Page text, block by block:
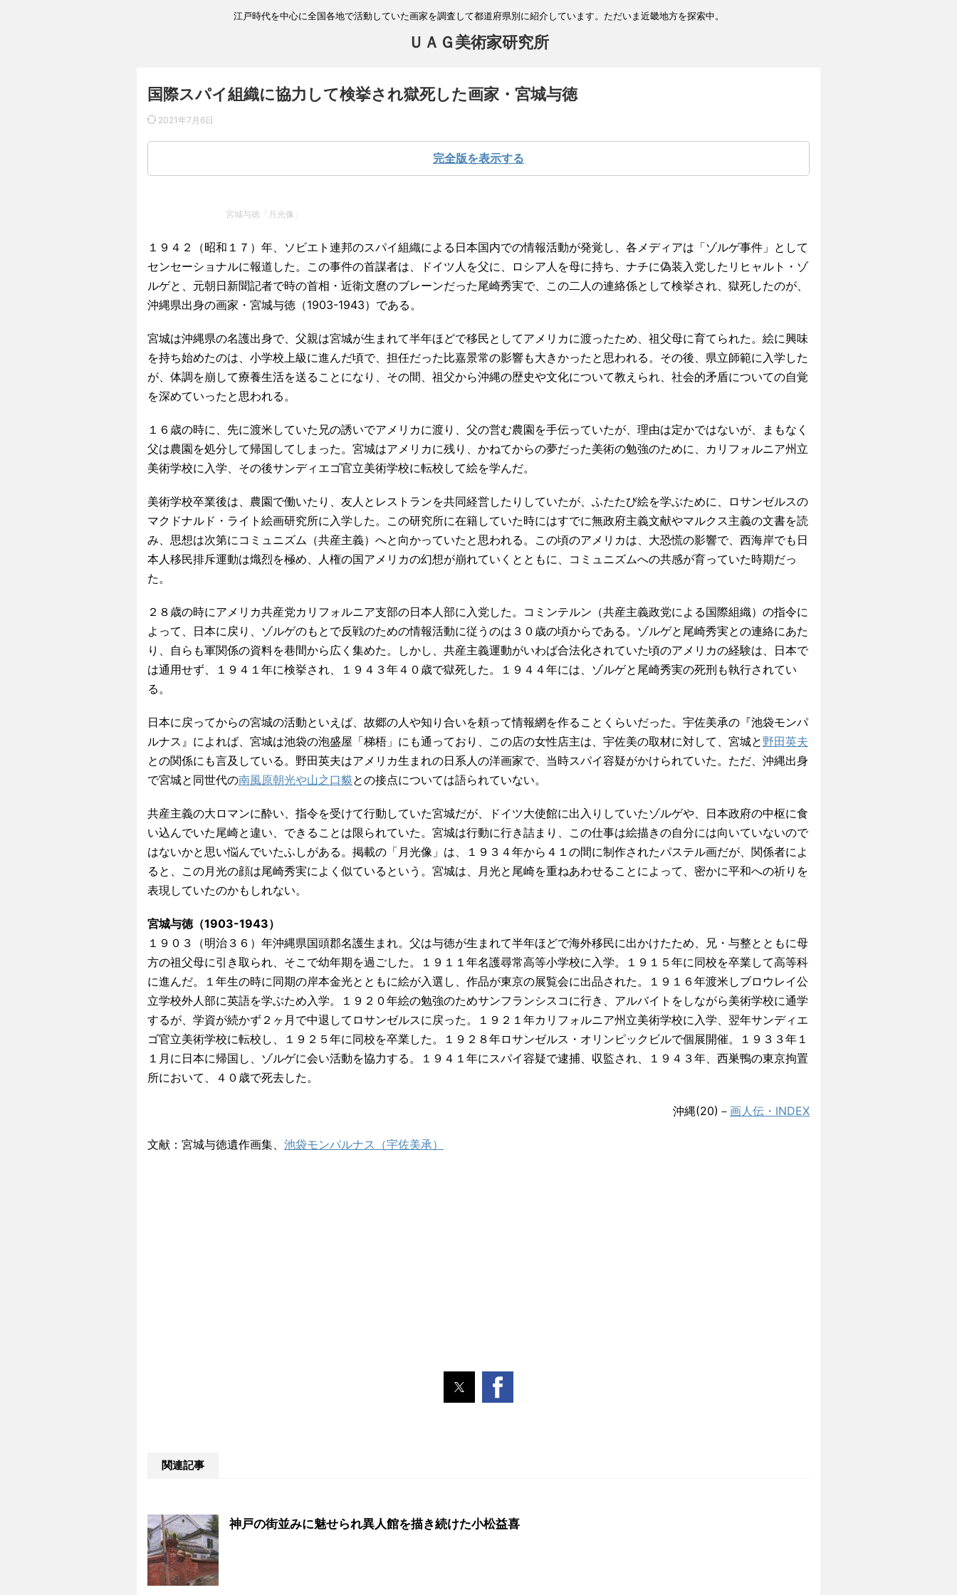
江戸時代を中心に全国各地で活動していた画家を調査して都道府県別に紹介しています。ただいま近畿地方を探索中。
ＵＡＧ美術家研究所
国際スパイ組織に協力して検挙され獄死した画家・宮城与徳
2021年7月6日
完全版を表示する
宮城与徳「月光像」
１９４２（昭和１７）年、ソビエト連邦のスパイ組織による日本国内での情報活動が発覚し、各メディアは「ゾルゲ事件」として
センセーショナルに報道した。この事件の首謀者は、ドイツ人を父に、ロシア人を母に持ち、ナチに偽装入党したリヒャルト・ゾ
ルゲと、元朝日新聞記者で時の首相・近衛文麿のブレーンだった尾崎秀実で、この二人の連絡係として検挙され、獄死したのが、
沖縄県出身の画家・宮城与徳（1903-1943）である。
宮城は沖縄県の名護出身で、父親は宮城が生まれて半年ほどで移民としてアメリカに渡ったため、祖父母に育てられた。絵に興味
を持ち始めたのは、小学校上級に進んだ頃で、担任だった比嘉景常の影響も大きかったと思われる。その後、県立師範に入学した
が、体調を崩して療養生活を送ることになり、その間、祖父から沖縄の歴史や文化について教えられ、社会的矛盾についての自覚
を深めていったと思われる。
１６歳の時に、先に渡米していた兄の誘いでアメリカに渡り、父の営む農園を手伝っていたが、理由は定かではないが、まもなく
父は農園を処分して帰国してしまった。宮城はアメリカに残り、かねてからの夢だった美術の勉強のために、カリフォルニア州立
美術学校に入学、その後サンディエゴ官立美術学校に転校して絵を学んだ。
美術学校卒業後は、農園で働いたり、友人とレストランを共同経営したりしていたが、ふたたび絵を学ぶために、ロサンゼルスの
マクドナルド・ライト絵画研究所に入学した。この研究所に在籍していた時にはすでに無政府主義文献やマルクス主義の文書を読
み、思想は次第にコミュニズム（共産主義）へと向かっていたと思われる。この頃のアメリカは、大恐慌の影響で、西海岸でも日
本人移民排斥運動は熾烈を極め、人権の国アメリカの幻想が崩れていくとともに、コミュニズムへの共感が育っていた時期だっ
た。
２８歳の時にアメリカ共産党カリフォルニア支部の日本人部に入党した。コミンテルン（共産主義政党による国際組織）の指令に
よって、日本に戻り、ゾルゲのもとで反戦のための情報活動に従うのは３０歳の頃からである。ゾルゲと尾崎秀実との連絡にあた
り、自らも軍関係の資料を巷間から広く集めた。しかし、共産主義運動がいわば合法化されていた頃のアメリカの経験は、日本で
は通用せず、１９４１年に検挙され、１９４３年４０歳で獄死した。１９４４年には、ゾルゲと尾崎秀実の死刑も執行されてい
る。
日本に戻ってからの宮城の活動といえば、故郷の人や知り合いを頼って情報網を作ることくらいだった。宇佐美承の『池袋モンパ
ルナス』によれば、宮城は池袋の泡盛屋「梯梧」にも通っており、この店の女性店主は、宇佐美の取材に対して、宮城と 野田英夫
との関係にも言及している。野田英夫はアメリカ生まれの日系人の洋画家で、当時スパイ容疑がかけられていた。ただ、沖縄出身
で宮城と同世代の南風原朝光や山之口貘との接点については語られていない。
共産主義の大ロマンに酔い、指令を受けて行動していた宮城だが、ドイツ大使館に出入りしていたゾルゲや、日本政府の中枢に食
い込んでいた尾崎と違い、できることは限られていた。宮城は行動に行き詰まり、この仕事は絵描きの自分には向いていないので
はないかと思い悩んでいたふしがある。掲載の「月光像」は、１９３４年から４１の間に制作されたパステル画だが、関係者によ
ると、この月光の顔は尾崎秀実によく似ているという。宮城は、月光と尾崎を重ねあわせることによって、密かに平和への祈りを
表現していたのかもしれない。
宮城与徳（1903-1943）
１９０３（明治３６）年沖縄県国頭郡名護生まれ。父は与徳が生まれて半年ほどで海外移民に出かけたため、兄・与整とともに母
方の祖父母に引き取られ、そこで幼年期を過ごした。１９１１年名護尋常高等小学校に入学。１９１５年に同校を卒業して高等科
に進んだ。１年生の時に同期の岸本金光とともに絵が入選し、作品が東京の展覧会に出品された。１９１６年渡米しブロウレイ公
立学校外人部に英語を学ぶため入学。１９２０年絵の勉強のためサンフランシスコに行き、アルバイトをしながら美術学校に通学
するが、学資が続かず２ヶ月で中退してロサンゼルスに戻った。１９２１年カリフォルニア州立美術学校に入学、翌年サンディエ
ゴ官立美術学校に転校し、１９２５年に同校を卒業した。１９２８年ロサンゼルス・オリンピックビルで個展開催。１９３３年１
１月に日本に帰国し、ゾルゲに会い活動を協力する。１９４１年にスパイ容疑で逮捕、収監され、１９４３年、西巣鴨の東京拘置
所において、４０歳で死去した。
沖縄(20)－ 画人伝・INDEX
文献：宮城与徳遺作画集、 池袋モンパルナス（宇佐美承）
関連記事
神戸の街並みに魅せられ異人館を描き続けた小松益喜